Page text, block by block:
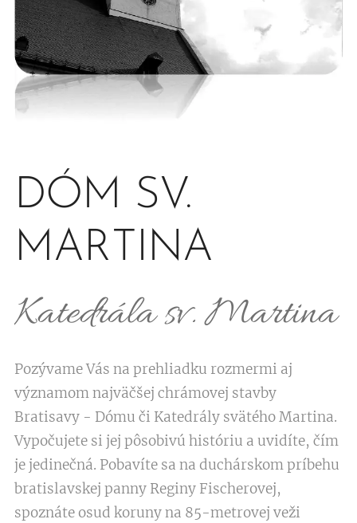
DÓM SV.
MARTINA
Katedrála sv. Martina
Pozývame Vás na prehliadku rozmermi aj
významom najväčšej chrámovej stavby
Bratisavy - Dómu či Katedrály svätého Martina.
Vypočujete si jej pôsobivú históriu a uvidíte, čím
je jedinečná. Pobavíte sa na duchárskom príbehu
bratislavskej panny Reginy Fischerovej,
spoznáte osud koruny na 85-metrovej veži